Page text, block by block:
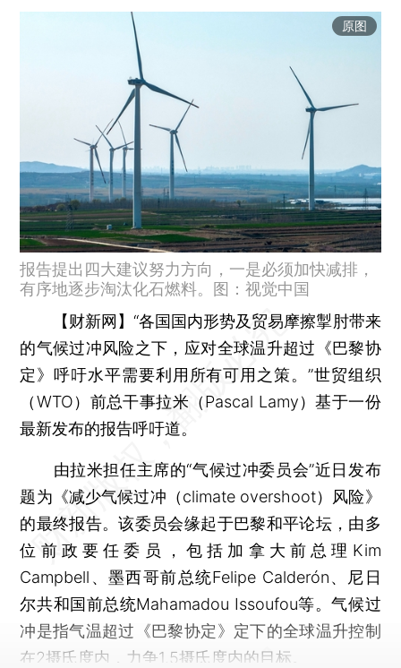
原图
报告提出四大建议努力方向，一是必须加快减排，
有序地逐步淘汰化石燃料。图：视觉中国
【财新网】 “各国国内形势及贸易摩擦掣肘带来
的气候过冲风险之下，应对全球温升超过《巴黎协
定》呼吁水平需要利用所有可用之策。”世贸组织
（WTO）前总干事拉米（Pascal Lamy）基于一份
最新发布的报告呼吁道。
由拉米担任主席的“气候过冲委员会”近日发布
题为《减少气候过冲（climate overshoot）风险》
的最终报告。该委员会缘起于巴黎和平论坛，由多
位前政要任委员，包括加拿大前总理Kim
Campbell、墨西哥前总统Felipe Calderón、尼日
尔共和国前总统Mahamadou Issoufou等。气候过
冲是指气温超过《巴黎协定》定下的全球温升控制
在2摄氏度内，力争1.5摄氏度内的目标。